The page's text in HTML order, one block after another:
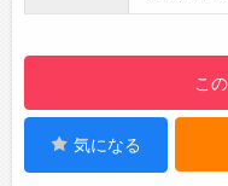
安心して
・電力業
知識を身
る環境で
こ
気になる